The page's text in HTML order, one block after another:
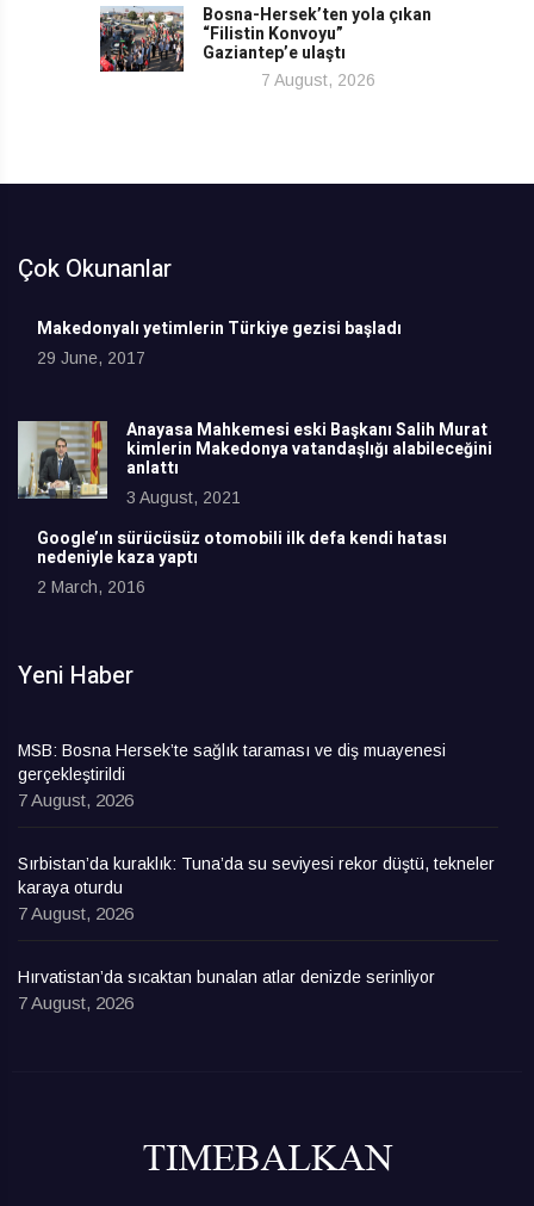
Bosna-Hersek’ten yola çıkan
“Filistin Konvoyu”
Gaziantep’e ulaştı
7 August, 2026
Çok Okunanlar
Makedonyalı yetimlerin Türkiye gezisi başladı
29 June, 2017
Anayasa Mahkemesi eski Başkanı Salih Murat
kimlerin Makedonya vatandaşlığı alabileceğini
anlattı
3 August, 2021
Google’ın sürücüsüz otomobili ilk defa kendi hatası
nedeniyle kaza yaptı
2 March, 2016
Yeni Haber
MSB: Bosna Hersek’te sağlık taraması ve diş muayenesi
gerçekleştirildi
7 August, 2026
Sırbistan’da kuraklık: Tuna’da su seviyesi rekor düştü, tekneler
karaya oturdu
7 August, 2026
Hırvatistan’da sıcaktan bunalan atlar denizde serinliyor
7 August, 2026